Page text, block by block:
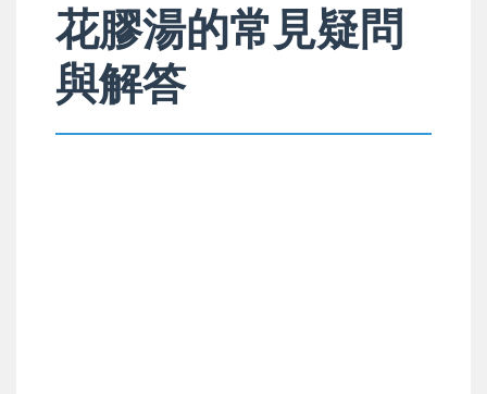
花膠湯的常見疑問
與解答